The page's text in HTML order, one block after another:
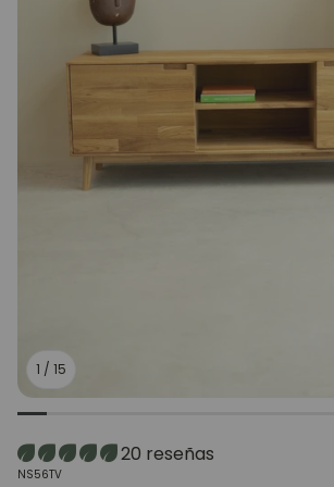
1 / 15
20 reseñas
SKU:
NS56TV